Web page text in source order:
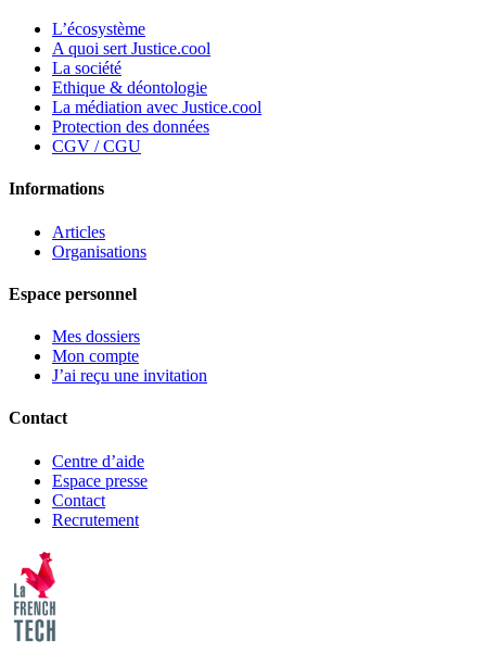
L’écosystème
A quoi sert Justice.cool
La société
Ethique & déontologie
La médiation avec Justice.cool
Protection des données
CGV / CGU
Informations
Articles
Organisations
Espace personnel
Mes dossiers
Mon compte
J’ai reçu une invitation
Contact
Centre d’aide
Espace presse
Contact
Recrutement